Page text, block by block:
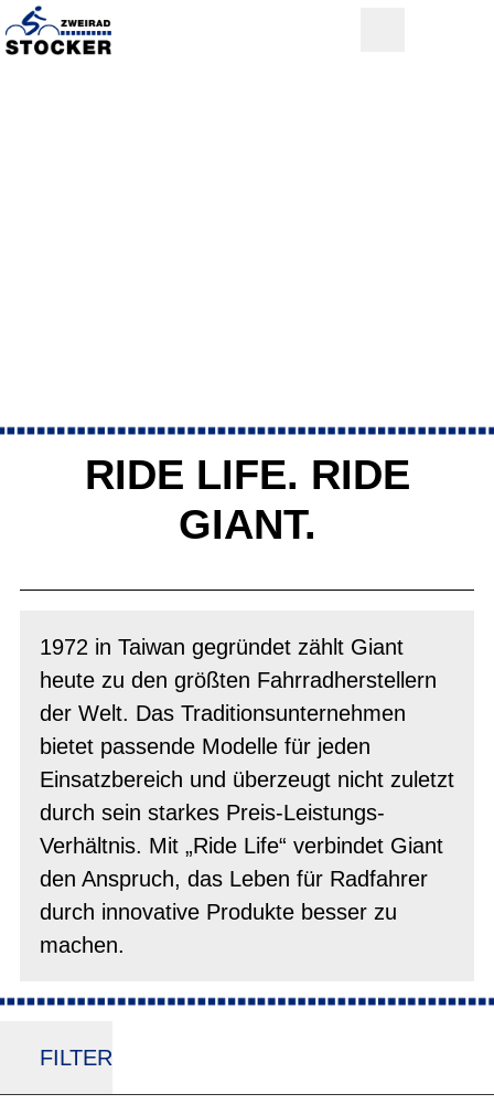
RIDE LIFE. RIDE
GIANT.
1972 in Taiwan gegründet zählt Giant
heute zu den größten Fahrradherstellern
der Welt. Das Traditionsunternehmen
bietet passende Modelle für jeden
Einsatzbereich und überzeugt nicht zuletzt
durch sein starkes Preis-Leistungs-
Verhältnis. Mit „Ride Life“ verbindet Giant
den Anspruch, das Leben für Radfahrer
durch innovative Produkte besser zu
machen.
FILTER